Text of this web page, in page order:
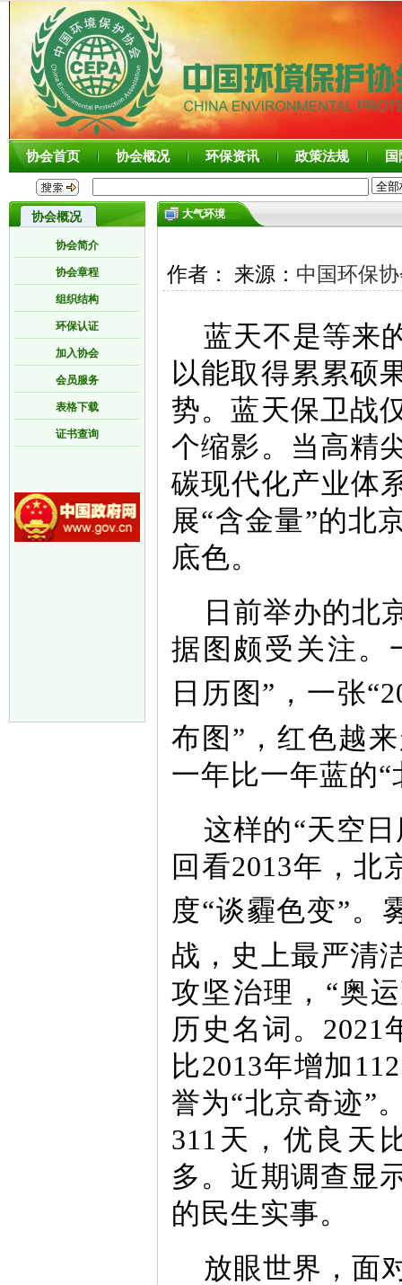
协会首页 协会概况 环保资讯 政策法规
协会概况
协会简介
协会章程
组织结构
环保认证
加入协会
会员服务
表格下载
证书查询
大气环境
作者： 来源： 中国环保
蓝天不是等来
以能取得累累硕
势。蓝天保卫战
个缩影。当高精
碳现代化产业体
展“含金量”的北
底色。
日前举办的北
据图颇受关注。
日历图”，一张
布图”，红色越
一年比一年蓝的
这样的“天空
回看2013年，北
度“谈霾色变”。
战，史上最严清
攻坚治理，“奥
历史名词。2021
比2013年增加
誉为“北京奇迹”
311天，优良天
多。近期调查显
的民生实事。
放眼世界，面